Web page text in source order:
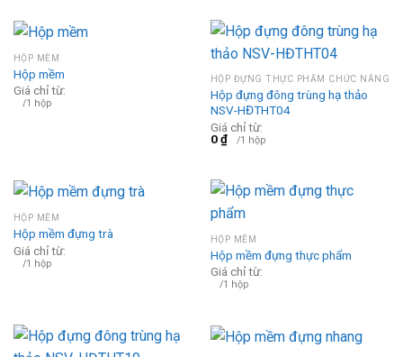
HỘP MỀM
Hộp mềm
Giá chỉ từ:
/1 hộp
HỘP ĐỰNG THỰC PHẨM CHỨC NĂNG
Hộp đựng đông trùng hạ thảo
NSV-HĐTHT04
Giá chỉ từ:
0₫ /1 hộp
HỘP MỀM
Hộp mềm đựng trà
Giá chỉ từ:
/1 hộp
HỘP MỀM
Hộp mềm đựng thực phẩm
Giá chỉ từ:
/1 hộp